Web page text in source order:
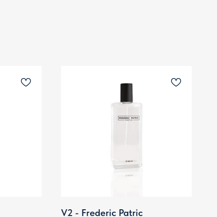
V2 - Frederic Patric